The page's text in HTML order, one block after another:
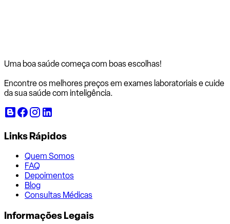
Uma boa saúde começa com boas escolhas!
Encontre os melhores preços em exames laboratoriais e cuide
da sua saúde com inteligência.
Links Rápidos
Quem Somos
FAQ
Depoimentos
Blog
Consultas Médicas
Informações Legais